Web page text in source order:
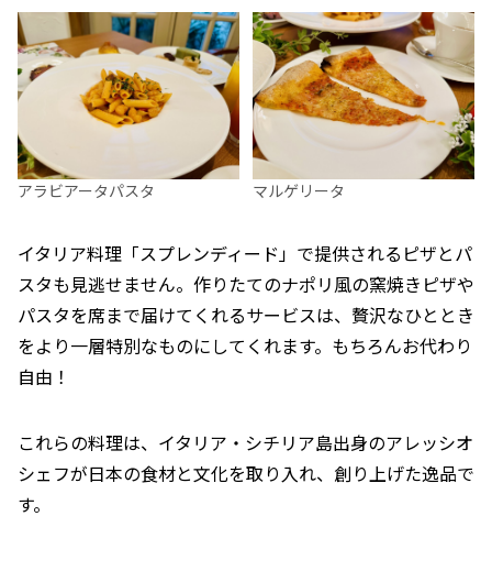
アラビアータパスタ マルゲリータ
イタリア料理「スプレンディード」で提供されるピザとパ
スタも見逃せません。作りたてのナポリ風の窯焼きピザや
パスタを席まで届けてくれるサービスは、贅沢なひととき
をより一層特別なものにしてくれます。もちろんお代わり
自由！
これらの料理は、イタリア・シチリア島出身のアレッシオ
シェフが日本の食材と文化を取り入れ、創り上げた逸品で
す。